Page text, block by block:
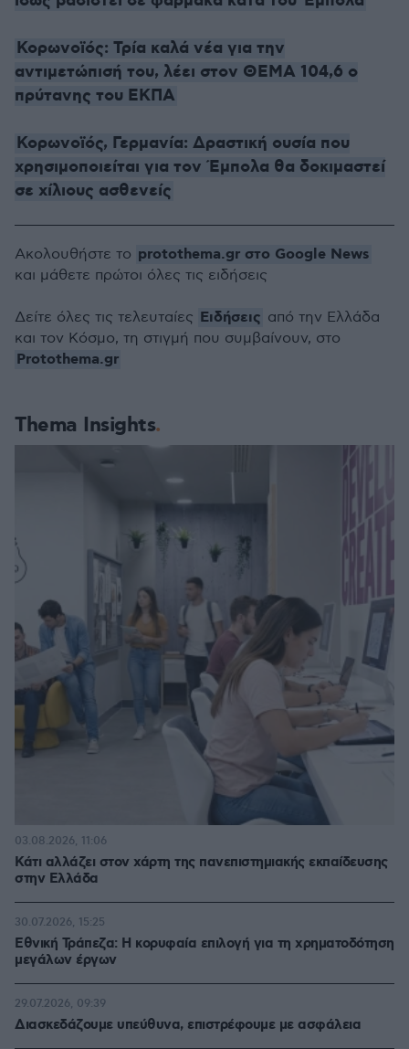
Κορωνοϊός: Τρία καλά νέα για την
αντιμετώπισή του, λέει στον ΘΕΜΑ 104,6 ο
πρύτανης του ΕΚΠΑ
Κορωνοϊός, Γερμανία: Δραστική ουσία που
χρησιμοποιείται για τον Έμπολα θα δοκιμαστεί
σε χίλιους ασθενείς
Thema Insights
Κάτι αλλάζει στον χάρτη της πανεπιστημιακής εκπαίδευσης
στην Ελλάδα
03.08.2026, 11:06
Εθνική Τράπεζα: Η κορυφαία επιλογή για τη χρηματοδότηση
μεγάλων έργων
30.07.2026, 15:25
Διασκεδάζουμε υπεύθυνα, επιστρέφουμε με ασφάλεια
29.07.2026, 09:39
Ακολουθήστε το protothema.gr στο Google News
και μάθετε πρώτοι όλες τις ειδήσεις
Δείτε όλες τις τελευταίες Ειδήσεις από την Ελλάδα
και τον Κόσμο, τη στιγμή που συμβαίνουν, στο
Protothema.gr